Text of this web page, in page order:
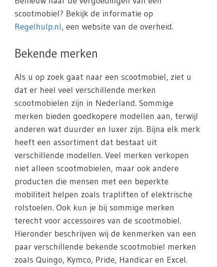
scootmobiel? Bekijk de informatie op
Regelhulp.nl, een website van de overheid.
Bekende merken
Als u op zoek gaat naar een scootmobiel, ziet u
dat er heel veel verschillende merken
scootmobielen zijn in Nederland. Sommige
merken bieden goedkopere modellen aan, terwijl
anderen wat duurder en luxer zijn. Bijna elk merk
heeft een assortiment dat bestaat uit
verschillende modellen. Veel merken verkopen
niet alleen scootmobielen, maar ook andere
producten die mensen met een beperkte
mobiliteit helpen zoals trapliften of elektrische
rolstoelen. Ook kun je bij sommige merken
terecht voor accessoires van de scootmobiel.
Hieronder beschrijven wij de kenmerken van een
paar verschillende bekende scootmobiel merken
zoals Quingo, Kymco, Pride, Handicar en Excel.